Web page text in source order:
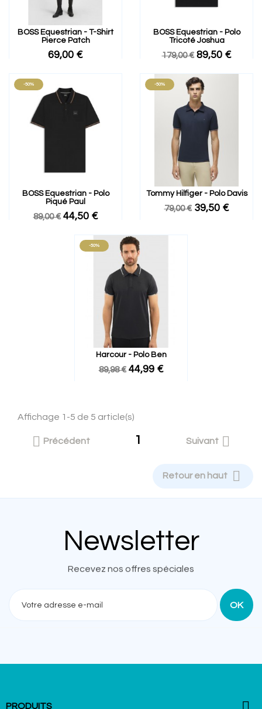
BOSS Equestrian - T-Shirt
Pierce Patch
69,00 €
BOSS Equestrian - Polo
Tricoté Joshua
179,00 € 89,50 €
BOSS Equestrian - Polo
Piqué Paul
89,00 € 44,50 €
-50%
Tommy Hilfiger - Polo Davis
79,00 € 39,50 €
-50%
Harcour - Polo Ben
89,98 € 44,99 €
-50%
Affichage 1-5 de 5 article(s)
 Précédent 1 Suivant 
Retour en haut 
Newsletter
Recevez nos offres spéciales
PRODUITS